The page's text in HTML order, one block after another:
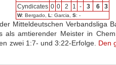
Cyndicates 0 0 2 1 - 3 6 3
W: Bergado, L : Garcia, S: -
Mitteldeutschen Verbandsliga
als amtierender Meister in
zwei 1:7- und 3:22-Erfolge. Den